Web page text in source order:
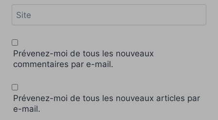
Site
Prévenez-moi de tous les nouveaux
commentaires par e-mail.
Prévenez-moi de tous les nouveaux articles par
e-mail.